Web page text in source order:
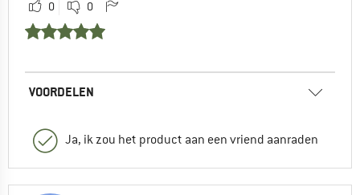
0 0
VOORDELEN
Ja, ik zou het product aan een vriend aanraden